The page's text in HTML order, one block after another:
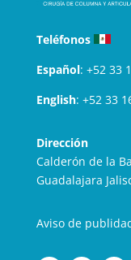
Teléfonos
Español: +52 33
English: +52 33
Dirección
Calderón de la
Guadalajara
Aviso de publidad